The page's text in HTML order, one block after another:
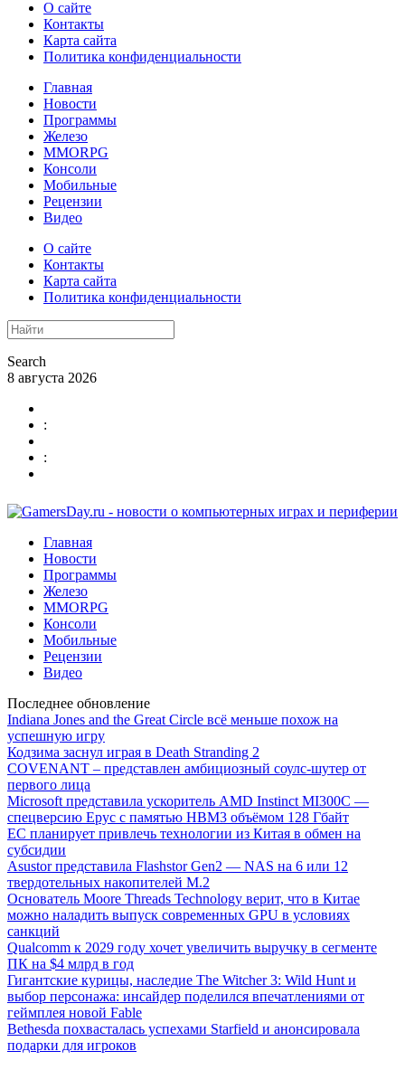
О сайте
Контакты
Карта сайта
Политика конфиденциальности
Главная
Новости
Программы
Железо
MMORPG
Консоли
Мобильные
Рецензии
Видео
О сайте
Контакты
Карта сайта
Политика конфиденциальности
Search
8 августа 2026
:
:
Главная
Новости
Программы
Железо
MMORPG
Консоли
Мобильные
Рецензии
Видео
Последнее обновление
Indiana Jones and the Great Circle всё меньше похож на
успешную игру
Кодзима заснул играя в Death Stranding 2
COVENANT – представлен амбициозный соулс-шутер от
первого лица
Microsoft представила ускоритель AMD Instinct MI300C —
спецверсию Epyc с памятью HBM3 объёмом 128 Гбайт
ЕС планирует привлечь технологии из Китая в обмен на
субсидии
Asustor представила Flashstor Gen2 — NAS на 6 или 12
твердотельных накопителей M.2
Основатель Moore Threads Technology верит, что в Китае
можно наладить выпуск современных GPU в условиях
санкций
Qualcomm к 2029 году хочет увеличить выручку в сегменте
ПК на $4 млрд в год
Гигантские курицы, наследие The Witcher 3: Wild Hunt и
выбор персонажа: инсайдер поделился впечатлениями от
геймплея новой Fable
Bethesda похвасталась успехами Starfield и анонсировала
подарки для игроков